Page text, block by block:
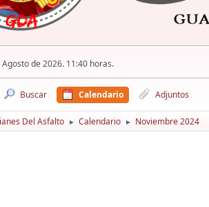
de 2026. 11:40 horas.
Buscar Calendario Adjuntos
Del Asfalto ► Calendario ► Noviembre 2024